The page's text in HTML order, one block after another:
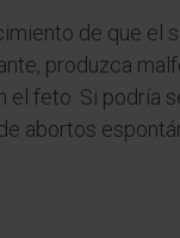
de que el
produzca
el feto. Si podría
abortos